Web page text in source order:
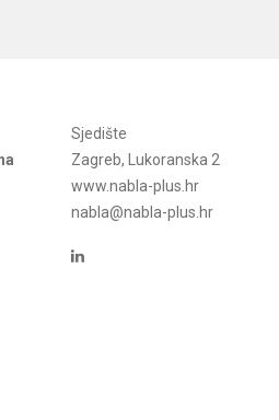
Sjedište
Zagreb, Lukoranska 2
www.nabla-plus.hr
nabla@nabla-plus.hr